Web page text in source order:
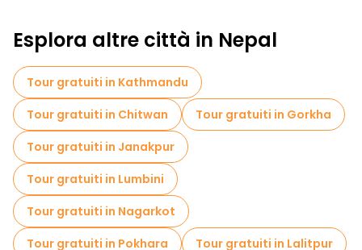
Esplora altre città in Nepal
Tour gratuiti in Kathmandu
Tour gratuiti in Chitwan
Tour gratuiti in Gorkha
Tour gratuiti in Janakpur
Tour gratuiti in Lumbini
Tour gratuiti in Nagarkot
Tour gratuiti in Pokhara
Tour gratuiti in Lalitpur